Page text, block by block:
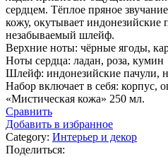
сердцем. Тёплое пряное
кожу, окутывает индонезийские
незабываемый шлейф.
Верхние ноты: чёрные ягоды,
Ноты сердца: ладан, роза, кумин
Шлейф: индонезийские пачули,
Набор включает в себя: корпус,
«Мистическая кожа» 250 мл.
Сравнить
Добавить в избранное
Category: Интерьер и декор
Поделиться: